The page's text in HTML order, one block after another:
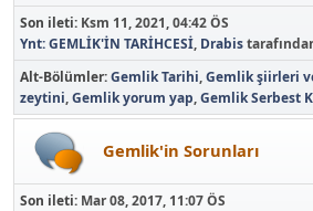
Son ileti: Ksm 11, 2021, 04:42 ÖS
Ynt: GEMLİK'İN TARİHCESİ, Drabis
Alt-Bölümler Gemlik Tarihi Gemlik şiirleri
zeytini Gemlik yorum yap Gemlik Serbest
Gemlik'in Sorunları
Son ileti: Mar 08, 2017, 11:07 ÖS